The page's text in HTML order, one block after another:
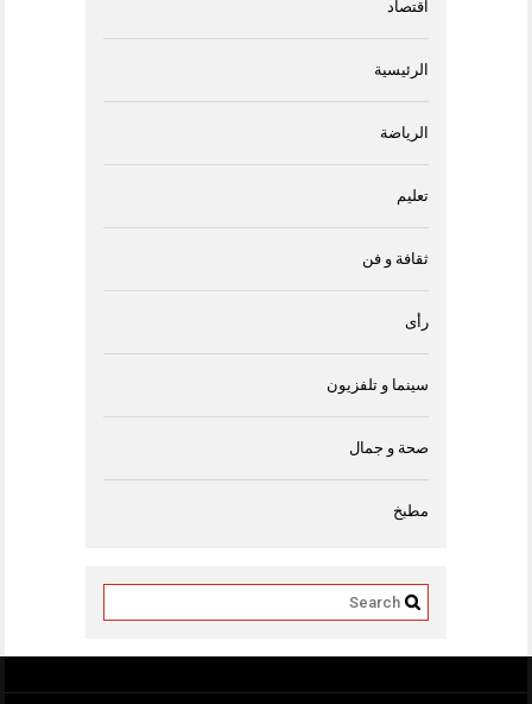
اقتصاد
الرئيسية
الرياضة
تعليم
ثقافة و فن
رأى
سينما و تلفزيون
صحة و جمال
مطبخ